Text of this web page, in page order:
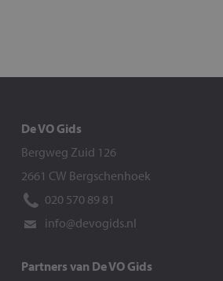
De VO Gids
Bergweg Zuid 126
2661 CW Bergschenhoek
020 570 89 81
info@devogids.nl
Partners van De VO Gids